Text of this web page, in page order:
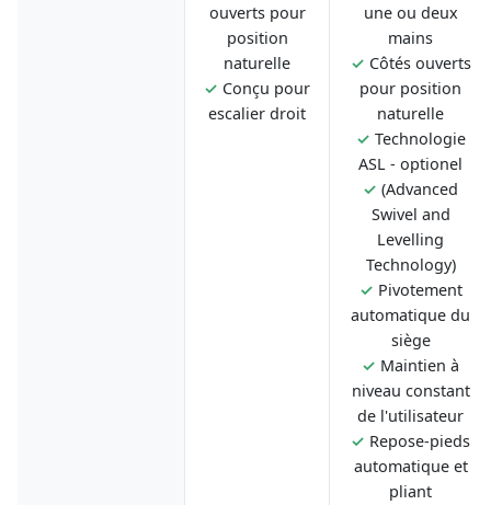
ouverts pour
position
naturelle
✓ Conçu pour
escalier droit
une ou deux
mains
✓ Côtés ouverts
pour position
naturelle
✓ Technologie
ASL - optionel
✓ (Advanced
Swivel and
Levelling
Technology)
✓ Pivotement
automatique du
siège
✓ Maintien à
niveau constant
de l'utilisateur
✓ Repose-pieds
automatique et
pliant